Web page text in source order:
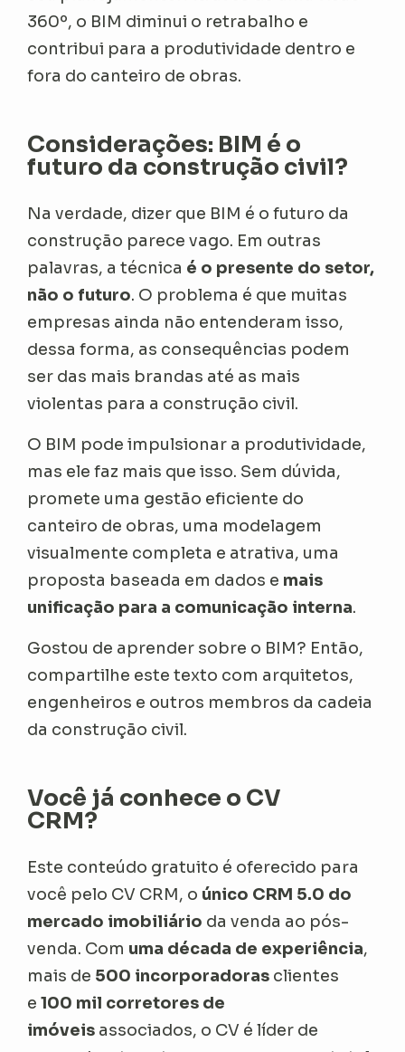
360º, o BIM diminui o retrabalho e
contribui para a produtividade dentro e
fora do canteiro de obras.
Considerações: BIM é o
futuro da construção civil?
Na verdade, dizer que BIM é o futuro da
construção parece vago. Em outras
palavras, a técnica é o presente do setor,
não o futuro. O problema é que muitas
empresas ainda não entenderam isso,
dessa forma, as consequências podem
ser das mais brandas até as mais
violentas para a construção civil.
O BIM pode impulsionar a produtividade,
mas ele faz mais que isso. Sem dúvida,
promete uma gestão eficiente do
canteiro de obras, uma modelagem
visualmente completa e atrativa, uma
proposta baseada em dados e mais
unificação para a comunicação interna.
Gostou de aprender sobre o BIM? Então,
compartilhe este texto com arquitetos,
engenheiros e outros membros da cadeia
da construção civil.
Você já conhece o CV
CRM?
Este conteúdo gratuito é oferecido para
você pelo CV CRM, o único CRM 5.0 do
mercado imobiliário da venda ao pós-
venda. Com uma década de experiência,
mais de 500 incorporadoras clientes
e100 mil corretores de
imóveis associados, o CV é líder de